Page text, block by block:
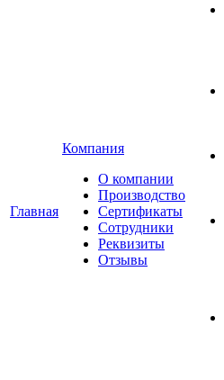
Главная
Компания
О компании
Производство
Сертификаты
Сотрудники
Реквизиты
Отзывы